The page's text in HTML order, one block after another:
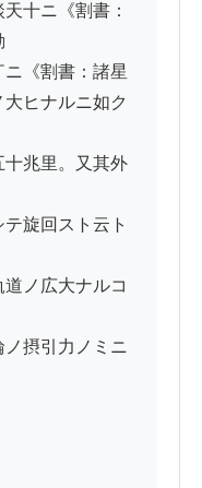
十ニ《割書：
《割書：諸星
ヒナルニ如ク
十兆里。又其外
旋回スト云ト
ノ広大ナルコ
摂引力ノミニ